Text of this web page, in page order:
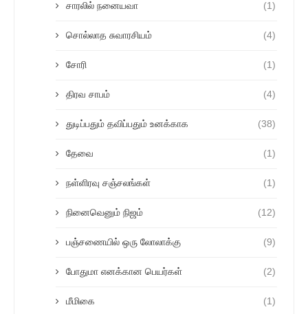
சாரலில் நனையவா (1)
சொல்லாத சுவாரசியம் (4)
சோரி (1)
திரவ சாபம் (4)
துடிப்பதும் தவிப்பதும் உனக்காக (38)
தேவை (1)
நள்ளிரவு சஞ்சலங்கள் (1)
நினைவெனும் நிஜம் (12)
பஞ்சணையில் ஒரு லோலாக்கு (9)
போதுமா எனக்கான பெயர்கள் (2)
மீமிகை (1)